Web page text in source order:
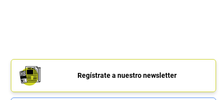
Regístrate a nuestro newsletter